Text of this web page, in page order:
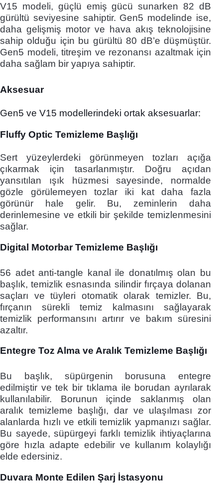
V15 modeli, güçlü emiş gücü sunarken 82 dB
gürültü seviyesine sahiptir. Gen5 modelinde ise,
daha gelişmiş motor ve hava akış teknolojisine
sahip olduğu için bu gürültü 80 dB’e düşmüştür.
Gen5 modeli, titreşim ve rezonansı azaltmak için
daha sağlam bir yapıya sahiptir.
Aksesuar
Gen5 ve V15 modellerindeki ortak aksesuarlar:
Fluffy Optic Temizleme Başlığı
Sert yüzeylerdeki görünmeyen tozları açığa
çıkarmak için tasarlanmıştır. Doğru açıdan
yansıtılan ışık hüzmesi sayesinde, normalde
gözle görülemeyen tozlar iki kat daha fazla
görünür hale gelir. Bu, zeminlerin daha
derinlemesine ve etkili bir şekilde temizlenmesini
sağlar.
Digital Motorbar Temizleme Başlığı
56 adet anti-tangle kanal ile donatılmış olan bu
başlık, temizlik esnasında silindir fırçaya dolanan
saçları ve tüyleri otomatik olarak temizler. Bu,
fırçanın sürekli temiz kalmasını sağlayarak
temizlik performansını artırır ve bakım süresini
azaltır.
Entegre Toz Alma ve Aralık Temizleme Başlığı
Bu başlık, süpürgenin borusuna entegre
edilmiştir ve tek bir tıklama ile borudan ayrılarak
kullanılabilir. Borunun içinde saklanmış olan
aralık temizleme başlığı, dar ve ulaşılması zor
alanlarda hızlı ve etkili temizlik yapmanızı sağlar.
Bu sayede, süpürgeyi farklı temizlik ihtiyaçlarına
göre hızla adapte edebilir ve kullanım kolaylığı
elde edersiniz.
Duvara Monte Edilen Şarj İstasyonu